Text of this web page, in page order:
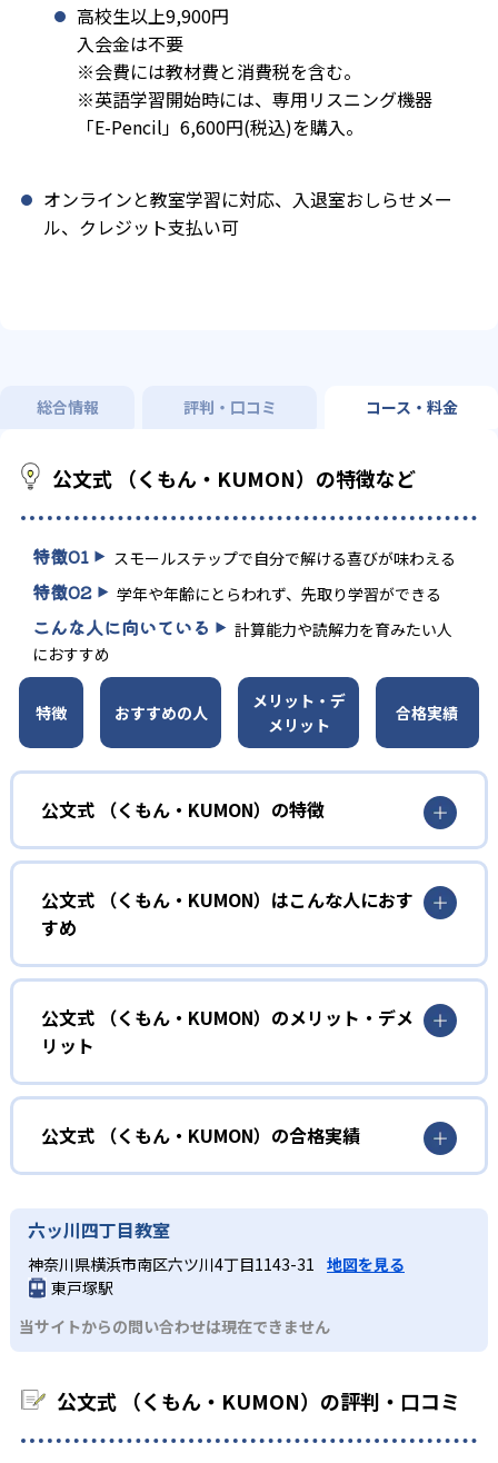
高校生以上9,900円
入会金は不要
※会費には教材費と消費税を含む。
※英語学習開始時には、専用リスニング機器
「E-Pencil」6,600円(税込)を購入。
オンラインと教室学習に対応、入退室おしらせメー
ル、クレジット支払い可
総合情報 評判・口コミ コース・料金
公文式 （くもん・KUMON）の特徴など
特徴01 スモールステップで自分で解ける喜びが味わえる
特徴02 学年や年齢にとらわれず、先取り学習ができる
こんな人に向いている
計算能力や読解力を育みたい人
におすすめ
特徴 おすすめの人
メリット・デ
メリット
合格実績
公文式 （くもん・KUMON）の特徴
01
無学年式の学力別学習
KUMONでは、年齢や学年にとらわれずに、一人ひとりの学
力に応じたレベルから学習を始めている。
確実に100点が取れるレベルから少しずつ難易度を上げてい
しさを経験できる。
KUMONの教材は、簡単な問題から高度な問題へと、スモー
ルステップで進んでいけるよう工夫されている。このスタ
イルは子どもの学習意欲をかき立てるため、教えてもらう
という受け身の姿勢ではなく、自ら進んで学ぶ姿勢を身に
つけられるだろう。
また、自学学習スタイルで学ぶ子どもたちは、自らの学習
課題に気がつくようになる。学年を超えた範囲も学習でき
るため、早い時期から高校教材に進む生徒もいる。
03 フレキシブルな受講スタイル
でも週2回受講できる。そのため、部活や他の習い事で忙し
らのオンライン受講と通室を組み合わせることも可能だ。
公文式 （くもん・KUMON）はこんな人におす
すめ
幼児
小学校に入る準備をしたい幼児向け
KUMONでは細かいステップに分かれた教材で、わかる楽し
さを経験しながら無理なく力を高めていける。
性格や学習への取り組み姿勢に合わせて内容も調整するた
め、小学校に入ってもつまずきにくい学力を身につけられ
るだろう。
中学に向けて苦手教科を克服したい子ども向け
KUMONでは経験豊富な先生が、子どものやる気を引き出せ
るよう適切なヒントを与えたり、声かけをしたりしてい
少しずつ苦手意識を克服できるだろう。
部活や習い事と両立したい生徒向け
KUMONでは、一人ひとりの学習状況やスケジュールに合わ
公文式 （くもん・KUMON）のメリット・デメ
リット
どんなメリットがある？
KUMONでは自学自習スタイルで勉強するため、集中力や目
標に向かって頑張りやり抜く力を育むことができる。ま
た、年齢や学年にとらわれずに自分の学力に相応したレベ
ルから学習できるため、難しすぎてやる気を損ねたり、簡
単すぎて退屈することもない。
どんなデメリットがある？
KUMONでは、中高生のクラスでも数学・英語・国語の3教
科に限られるため、その他の教科に関しては他塾を検討す
る必要があるだろう。
公文式 （くもん・KUMON）の合格実績
KUMONは、公式サイトでは合格実績は公開していない。志
望校への実績があるかどうかは、通う予定の教室に問い合
わせたい。
六ッ川四丁目教室
神奈川県横浜市南区六ツ川4丁目1143-31 地図を見る
東戸塚駅
当サイトからの問い合わせは現在できません
公文式 （くもん・KUMON）の評判・口コミ